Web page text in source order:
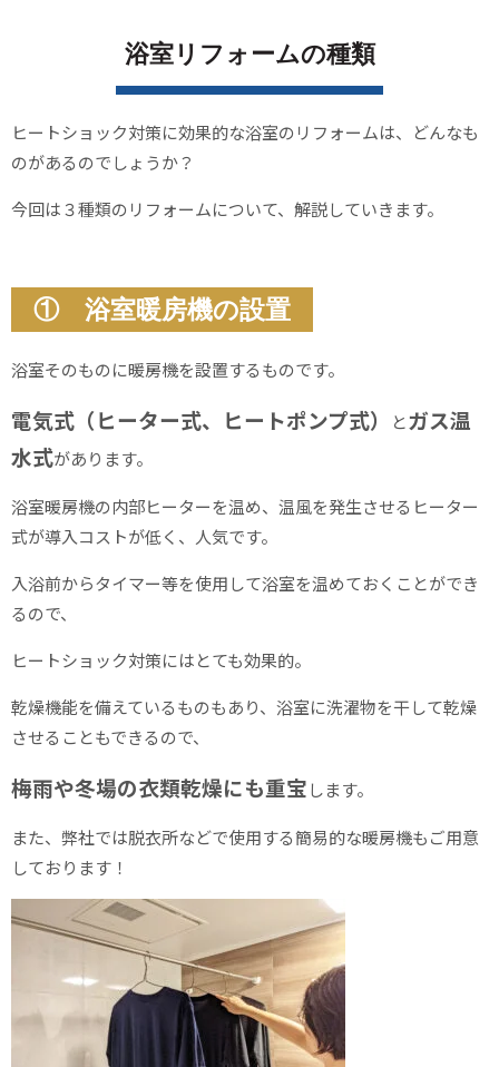
浴室リフォームの種類
ヒートショック対策に効果的な浴室のリフォームは、どんなも
のがあるのでしょうか？
今回は３種類のリフォームについて、解説していきます。
① 浴室暖房機の設置
浴室そのものに暖房機を設置するものです。
電気式（ヒーター式、ヒートポンプ式） とガス温
水式があります。
浴室暖房機の内部ヒーターを温め、温風を発生させるヒーター
式が導入コストが低く、人気です。
入浴前からタイマー等を使用して浴室を温めておくことができ
るので、
ヒートショック対策にはとても効果的。
乾燥機能を備えているものもあり、浴室に洗濯物を干して乾燥
させることもできるので、
梅雨や冬場の衣類乾燥にも重宝します。
また、弊社では脱衣所などで使用する簡易的な暖房機もご用意
しております！